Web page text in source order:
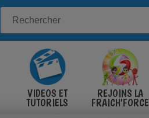
VIDÉOS ET
TUTORIELS
REJOINS LA
FRAICH'FORCE